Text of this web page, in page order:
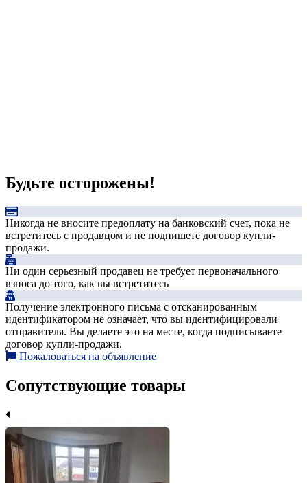
Будьте осторожены!
Никогда не вносите предоплату на банковский счет, пока не
встретитесь с продавцом и не подпишете договор купли-
продажи.
Ни один серьезный продавец не требует первоначального
взноса до того, как вы встретитесь
Получение электронного письма с отсканированным
идентификатором не означает, что вы идентифицировали
отправителя. Вы делаете это на месте, когда подписываете
договор купли-продажи.
Пожаловаться на объявление
Сопутствующие товары